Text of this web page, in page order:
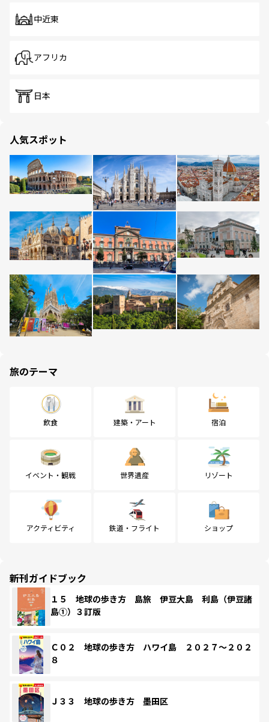
中近東
アフリカ
日本
人気スポット
旅のテーマ
飲食 建築・アート 宿泊
イベント・観戦 世界遺産 リゾート
アクティビティ 鉄道・フライト ショップ
新刊ガイドブック
１５ 地球の歩き方 島旅 伊豆大島 利島（伊豆諸
島①）３訂版
Ｃ０２ 地球の歩き方 ハワイ島 ２０２７～２０２
８
Ｊ３３ 地球の歩き方 墨田区